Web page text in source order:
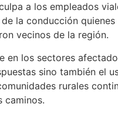
a los empleados
la conducción
vecinos de la región.
en los sectores
sino también el
rurales
caminos.